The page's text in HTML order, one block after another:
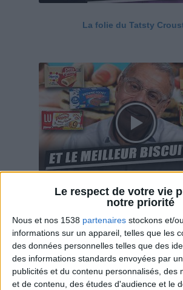
Le respect de votre vie
notre priorité
Nous et nos 1538 partenaires stockons et/
informations sur un appareil, telles que les
des données personnelles telles que des
des informations standards envoyées par
publicités et du contenu personnalisés, des
et de contenu, des études d'audience et le
La folie du Tatsty
Savane, LU, Pepito, Harrys... Que
ces gâteaux ?
Webinaires en direct